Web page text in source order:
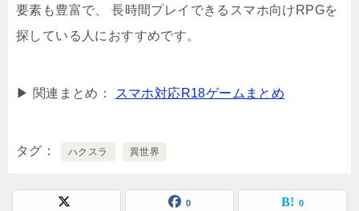
要素も豊富で、 長時間プレイできるスマホ向けRPGを
探している人におすすめです。
▶ 関連まとめ： スマホ対応R18ゲームまとめ
タグ ハクスラ 異世界
0 0